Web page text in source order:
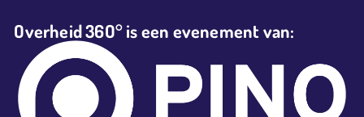
Overheid 36O° is een evenement van: